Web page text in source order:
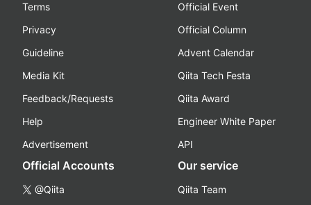
Terms
Privacy
Guideline
Media Kit
Feedback/Requests
Help
Advertisement
Official Event
Official Column
Advent Calendar
Qiita Tech Festa
Qiita Award
Engineer White Paper
API
Official Accounts
@Qiita
Our service
Qiita Team